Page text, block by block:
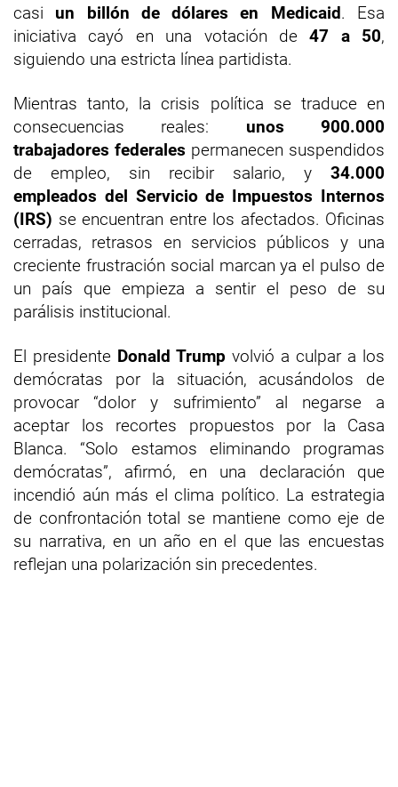
casi un billón de dólares en Medicaid. Esa
iniciativa cayó en una votación de47 a 50,
siguiendo una estricta línea partidista.
Mientras tanto, la crisis política se traduce en
consecuencias reales: unos 900.000
trabajadores federales permanecen suspendidos
de empleo, sin recibir salario, y 34.000
empleados del Servicio de Impuestos Internos
(IRS) se encuentran entre los afectados. Oficinas
cerradas, retrasos en servicios públicos y una
creciente frustración social marcan ya el pulso de
un país que empieza a sentir el peso de su
parálisis institucional.
El presidente Donald Trump volvió a culpar a los
demócratas por la situación, acusándolos de
provocar “dolor y sufrimiento” al negarse a
aceptar los recortes propuestos por la Casa
Blanca. “Solo estamos eliminando programas
demócratas”, afirmó, en una declaración que
incendió aún más el clima político. La estrategia
de confrontación total se mantiene como eje de
su narrativa, en un año en el que las encuestas
reflejan una polarización sin precedentes.